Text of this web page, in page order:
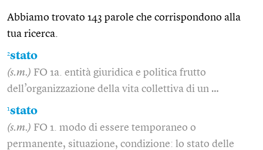
Abbiamo trovato 143 parole che corrispondono alla
tua ricerca.
2stato
(s.m.) FO 1a. entità giuridica e politica frutto
dell’organizzazione della vita collettiva di un …
1stato
(s.m.) FO 1. modo di essere temporaneo o
permanente, situazione, condizione: lo stato delle